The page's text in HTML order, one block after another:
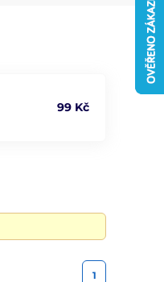
99 Kč
1